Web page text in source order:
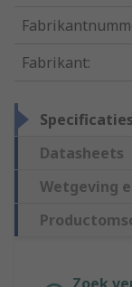
Fabrikant:
Specificaties
Datasheets
Wetgeving